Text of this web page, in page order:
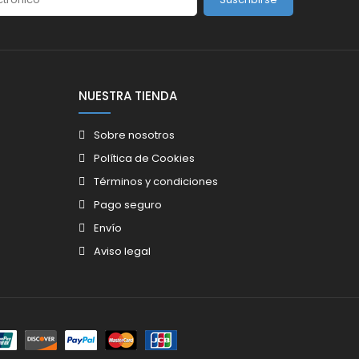
NUESTRA TIENDA
Sobre nosotros
Política de Cookies
Términos y condiciones
Pago seguro
Envío
Aviso legal